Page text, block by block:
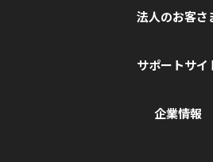
法人のお客さ
サポートサイ
企業情報